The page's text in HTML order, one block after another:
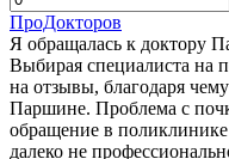
ПроДокторов
Я обращалась к доктору
Выбирая специалиста на
на отзывы, благодаря
Паршине. Проблема с
обращение в
далеко не